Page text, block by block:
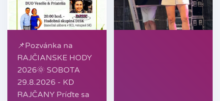
📌Pozvánka na
RAJČIANSKE HODY
2026🌞 SOBOTA
29.8.2026 - KD
RAJČANY Príďte sa